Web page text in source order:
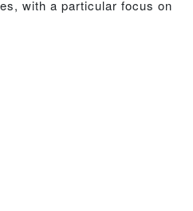
with a particular focus on